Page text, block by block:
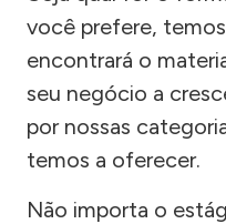
você prefere,
encontrará o
seu negócio a
por nossas
temos a oferecer.
Não importa o